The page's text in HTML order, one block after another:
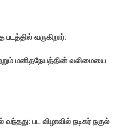
வருகிறார்.
மனிதநேயத்தின் வலிமையை
பட விழாவில் நடிகர் நகுல்